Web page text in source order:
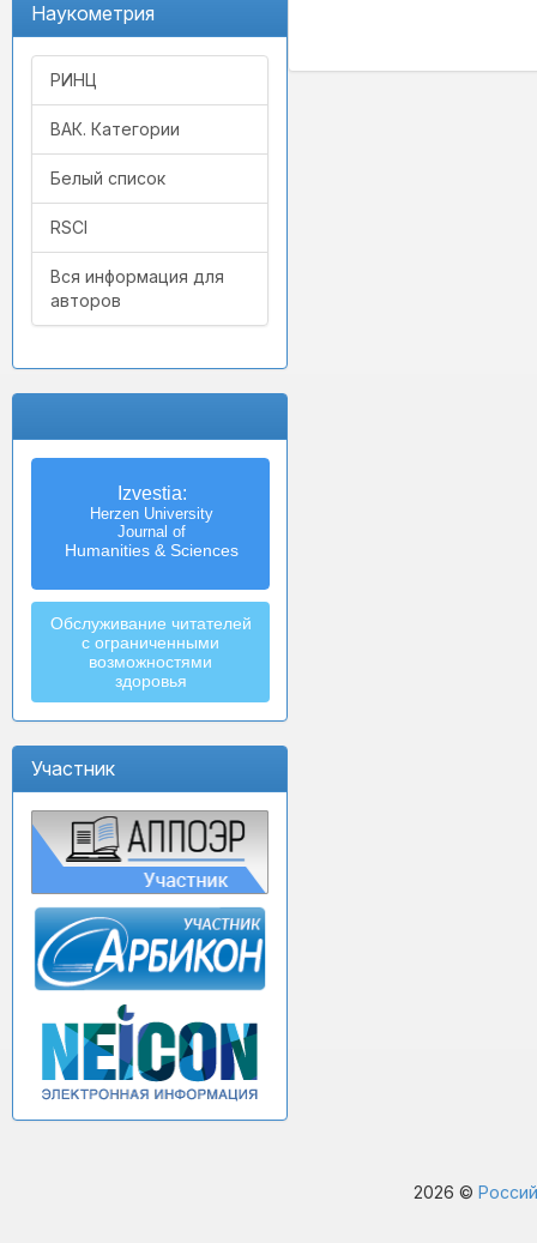
Наукометрия
РИНЦ
ВАК. Категории
Белый список
RSCI
Вся информация для
авторов
Izvestia:
Herzen University
Journal of
Humanities & Sciences
Обслуживание читателей
с ограниченными
возможностями
здоровья
Участник
2026 ©